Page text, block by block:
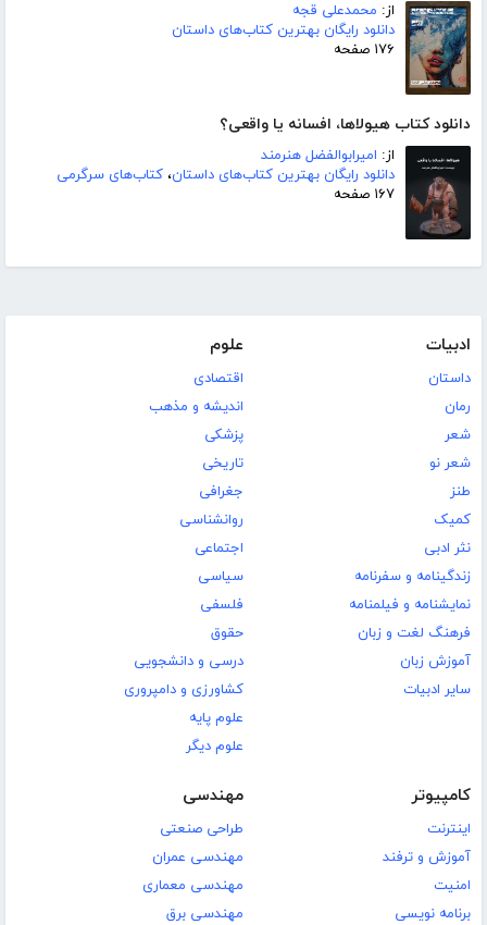
از: محمدعلی قجه
دانلود رایگان بهترین کتاب‌های داستان
۱۷۶ صفحه
دانلود کتاب هیولاها، افسانه یا واقعی؟
از: امیرابوالفضل هنرمند
دانلود رایگان بهترین کتاب‌های داستان، کتاب‌های سرگرمی
۱۶۷ صفحه
ادبیات
داستان
رمان
شعر
شعر نو
طنز
کمیک
نثر ادبی
زندگینامه و سفرنامه
نمایشنامه و فیلمنامه
فرهنگ لغت و زبان
آموزش زبان
سایر ادبیات
علوم
اقتصادی
اندیشه و مذهب
پزشکی
تاریخی
جغرافی
روانشناسی
اجتماعی
سیاسی
فلسفی
حقوق
درسی و دانشجویی
کشاورزی و دامپروری
علوم پایه
علوم دیگر
کامپیوتر
اینترنت
آموزش و ترفند
امنیت
برنامه نویسی
مهندسی
طراحی صنعتی
مهندسی عمران
مهندسی معماری
مهندسی برق